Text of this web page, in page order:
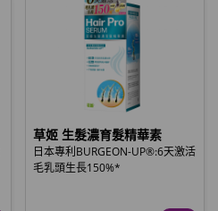
草姬 生髮濃育髮精華素
日本專利BURGEON-UP®:6天激活
毛乳頭生長150%*